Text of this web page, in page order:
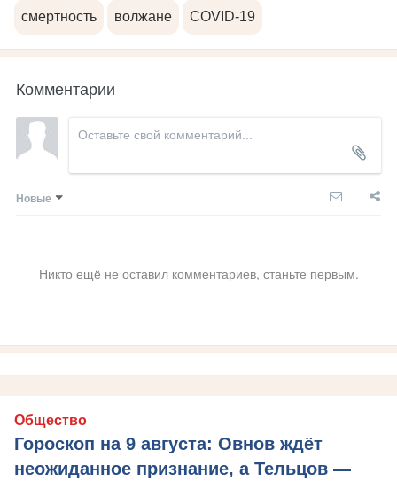
смертность волжане COVID-19
Комментарии
Новые
Никто ещё не оставил комментариев, станьте первым.
Общество
Гороскоп на 9 августа: Овнов ждёт
неожиданное признание, а Тельцов —